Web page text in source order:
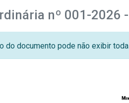
nº 001-2026
do documento pode não exibir